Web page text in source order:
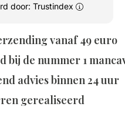
door: Trustindex
vanaf 49 euro
bij de nummer 1
advies binnen 24 uur
gerealiseerd